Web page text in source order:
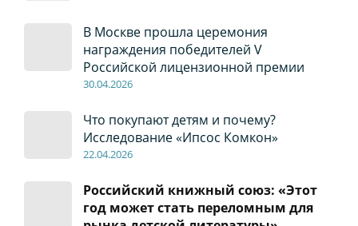
В Москве прошла церемония
награждения победителей V
Российской лицензионной премии
30.04.2026
Что покупают детям и почему?
Исследование «Ипсос Комкон»
22.04.2026
Российский книжный союз: «Этот
год может стать переломным для